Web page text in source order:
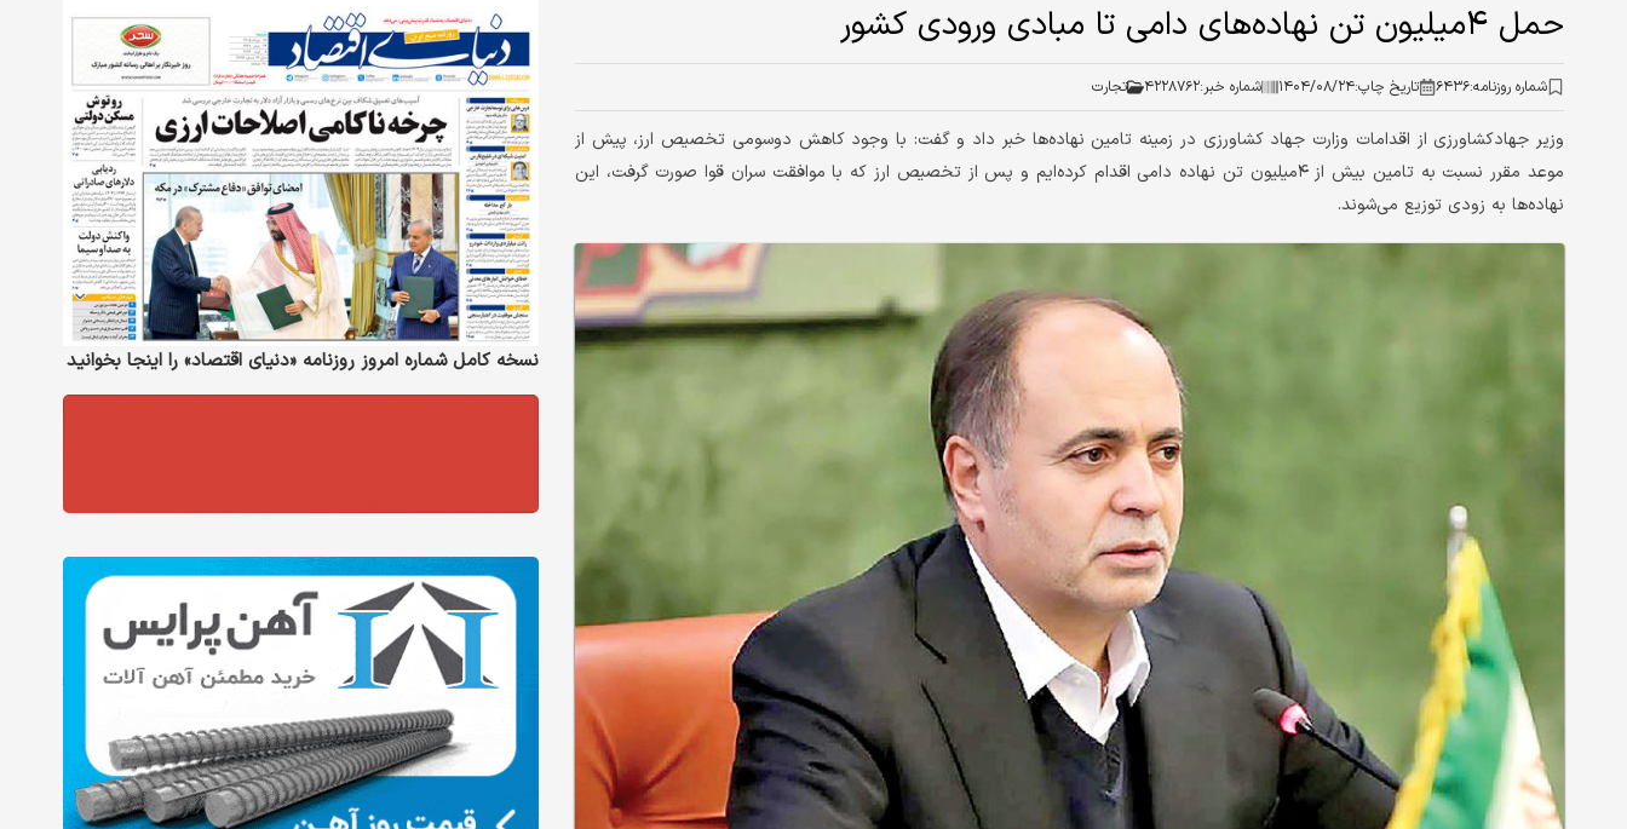
حمل ۴‌میلیون تن نهاده‌های دامی تا مبادی ورودی کشور
شماره روزنامه:۶۴۳۶ تاریخ چاپ:۱۴۰۴/۰۸/۲۴ شماره خبر:۴۲۲۸۷۶۲ تجارت
وزیر جهادکشاورزی از اقدامات وزارت جهاد کشاورزی در زمینه تامین نهاده‌ها خبر داد و گفت: با وجود کاهش دوسومی تخصیص ارز، پیش از
موعد مقرر نسبت به تامین بیش از ۴‌میلیون تن نهاده دامی اقدام کرده‌ایم و پس از تخصیص ارز که با موافقت سران قوا صورت گرفت، این
نهاده‌ها به زودی توزیع می‌شوند.
نسخه کامل شماره امروز روزنامه «دنیای‌ اقتصاد» را اینجا بخوانید